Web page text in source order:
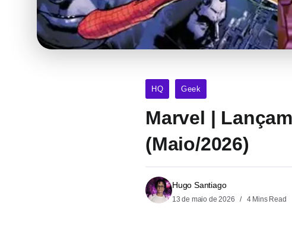
HQ Geek
Marvel |
(Maio/2026)
Hugo Santiago
13 de maio de 2026 4 Mins Read